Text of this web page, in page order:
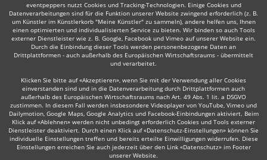
Manche dieser Live-Musiker bieten ihre Dienste auch in
der Umgebung an, z. B. inWunstorf,Seelze,
Aschersleben,Sangerhausen,Staßfurt,Sehnde,
Isernhagen oderStadthagen.
Live-Musiker gesucht?
eventpeppers nutzt Cookies und Tracking-Technologien. Einige Cookies und
Datenverarbeitungen sind für die Funktion unserer Website zwingend erforderlich (z. B.
um Künstler im Künstlerkorb "Meine Künstler" zu sammeln), andere helfen uns, Ihnen
einen optimierten und individualisierten Service zu bieten. Wir binden so auch Tools
externer Dienstleister wie z. B. Google, Facebook und Vimeo auf unserer Website ein.
Durch die Einbindung dieser Tools werden personenbezogene Daten an
Drittplattformen - auch außerhalb des Europäischen Wirtschaftsraums - übermittelt
und verarbeitet.
Klicken Sie bitte auf «Akzeptieren», wenn Sie mit der Verwendung aller Cookies
einverstanden sind und in die Datenverarbeitung durch Drittplattformen auch
außerhalb des Europäischen Wirtschaftsraums nach Art. 49 Abs. 1 lit. a DSGVO
zustimmen. In diesem Fall werden insbesondere Videoplayer von YouTube, Vimeo und
Dailymotion, Google Maps, Google Analytics und Facebook-Einbindungen aktiviert. Beim
Klick auf «Ablehnen» werden nicht unbedingt erforderlich Cookies und Tools externer
Dienstleister deaktiviert. Durch einen Klick auf «Datenschutz-Einstellungen» können Sie
individuelle Einstellungen treffen und bereits erteilte Einwilligungen widerrufen. Diese
Einstellungen erreichen Sie auch jederzeit über den Link «Datenschutz» im Footer
unserer Website.